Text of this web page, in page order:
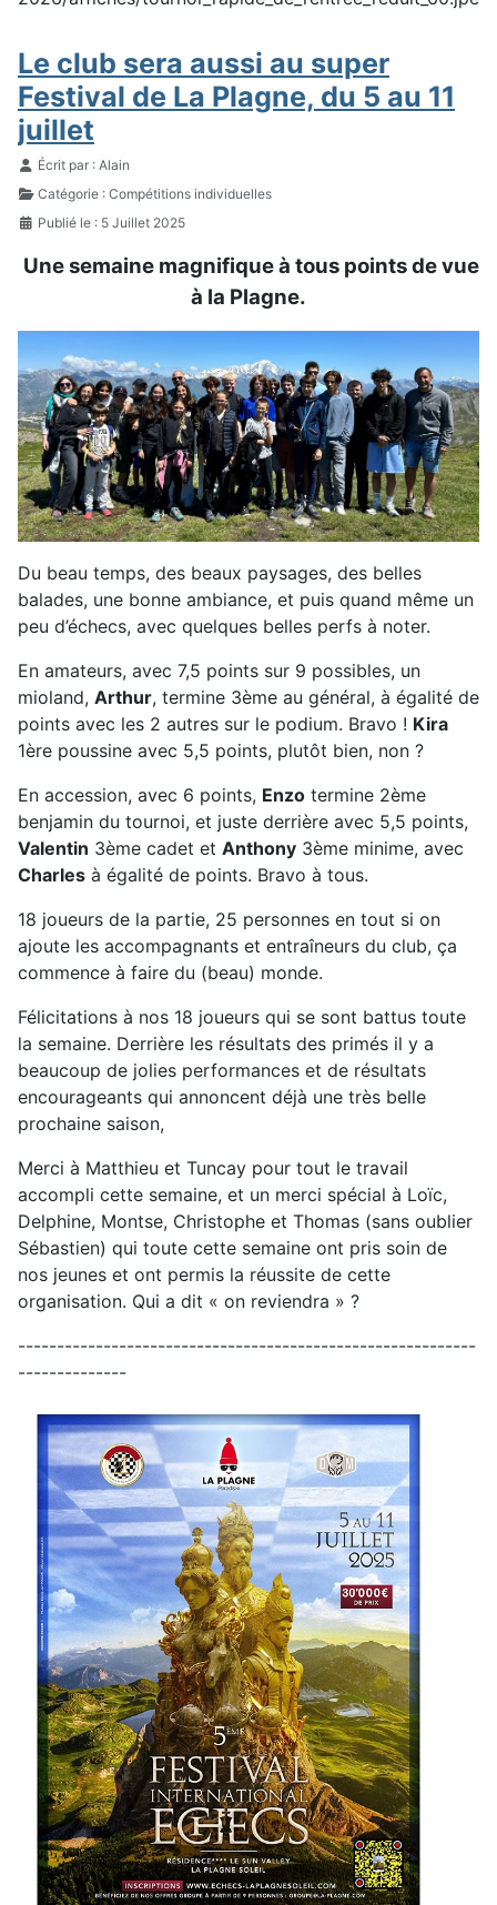
Le club sera aussi au super
Festival de La Plagne, du 5 au 11
juillet
Détails
Écrit par : Alain
Catégorie : Compétitions individuelles
Publié le : 5 Juillet 2025
Une semaine magnifique à tous points de vue
à la Plagne.
Du beau temps, des beaux paysages, des belles
balades, une bonne ambiance, et puis quand même un
peu d’échecs, avec quelques belles perfs à noter.
En amateurs, avec 7,5 points sur 9 possibles, un
mioland, Arthur, termine 3ème au général, à égalité de
points avec les 2 autres sur le podium. Bravo ! Kira
1ère poussine avec 5,5 points, plutôt bien, non ?
En accession, avec 6 points, Enzo termine 2ème
benjamin du tournoi, et juste derrière avec 5,5 points,
Valentin 3ème cadet et Anthony 3ème minime, avec
Charles à égalité de points. Bravo à tous.
18 joueurs de la partie, 25 personnes en tout si on
ajoute les accompagnants et entraîneurs du club, ça
commence à faire du (beau) monde.
Félicitations à nos 18 joueurs qui se sont battus toute
la semaine. Derrière les résultats des primés il y a
beaucoup de jolies performances et de résultats
encourageants qui annoncent déjà une très belle
prochaine saison,
Merci à Matthieu et Tuncay pour tout le travail
accompli cette semaine, et un merci spécial à Loïc,
Delphine, Montse, Christophe et Thomas (sans oublier
Sébastien) qui toute cette semaine ont pris soin de
nos jeunes et ont permis la réussite de cette
organisation. Qui a dit « on reviendra » ?
-----------------------------------------------------------
--------------